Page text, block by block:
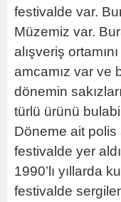
festivalde var.
Müzemiz var.
alışveriş
amcamız var ve
dönemin
türlü ürünü
Döneme ait polis
festivalde yer
1990’lı yıllarda
festivalde